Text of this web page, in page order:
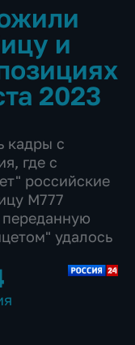
и
2023
кадры с
где с
российские
М777
переданную
удалось